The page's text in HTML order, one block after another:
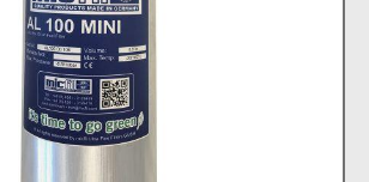
MICFIL AL100 MINI